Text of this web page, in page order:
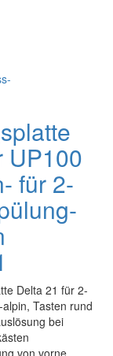
UP100
für 2-
Delta 21 für 2-
Tasten rund
bei